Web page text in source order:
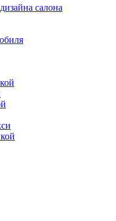
салона